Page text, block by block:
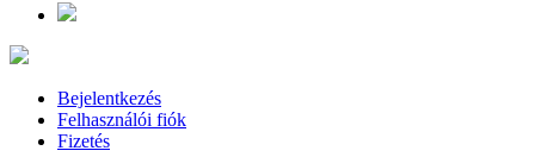
Bejelentkezés
Felhasználói fiók
Fizetés